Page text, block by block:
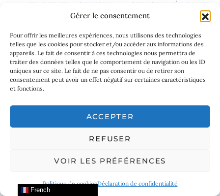
Gérer le consentement
Pour offrir les meilleures expériences, nous utilisons des technologies
telles que les cookies pour stocker et/ou accéder aux informations des
appareils. Le fait de consentir à ces technologies nous permettra de
traiter des données telles que le comportement de navigation ou les ID
uniques sur ce site. Le fait de ne pas consentir ou de retirer son
consentement peut avoir un effet négatif sur certaines caractéristiques
et fonctions.
ACCEPTER
REFUSER
VOIR LES PRÉFÉRENCES
Politique de cookiesDéclaration de confidentialité
TALENT AGENCY by AGENCE MÉDIANE
Discover our brands in the windows of the Club
Amilcar onB Signature Group:
Hotel Bel Ami – 5 star hotel: 7, Rue Saint-
https://www.hotelbelami-paris.com/fr/
https://www.hotelmontalembert-paris.com/
French